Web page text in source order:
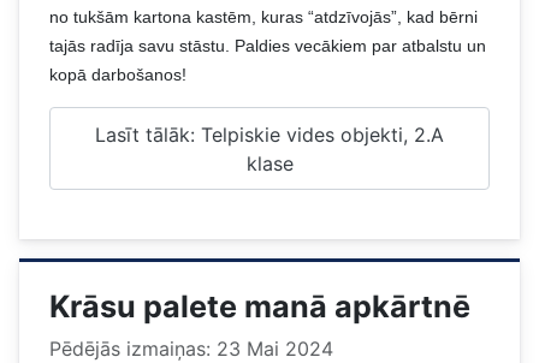
no tukšām kartona kastēm, kuras “atdzīvojās”, kad bērni
tajās radīja savu stāstu. Paldies vecākiem par atbalstu un
kopā darbošanos!
Lasīt tālāk: Telpiskie vides objekti, 2.A
klase
Krāsu palete manā apkārtnē
Pēdējās izmaiņas: 23 Mai 2024